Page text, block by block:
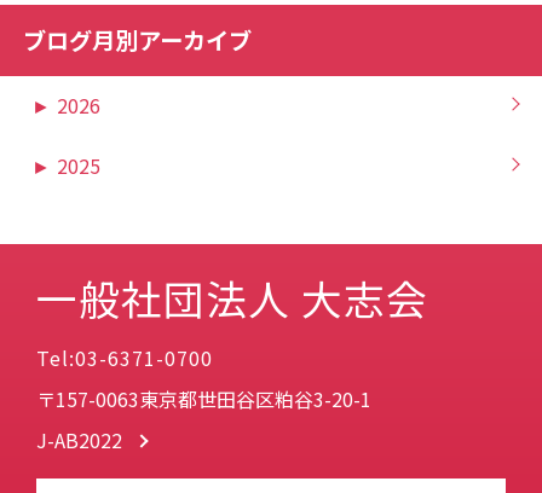
ブログ月別アーカイブ
► 2026
► 2025
一般社団法人 大志会
Tel:03-6371-0700
〒157-0063東京都世田谷区粕谷3-20-1
J-AB2022